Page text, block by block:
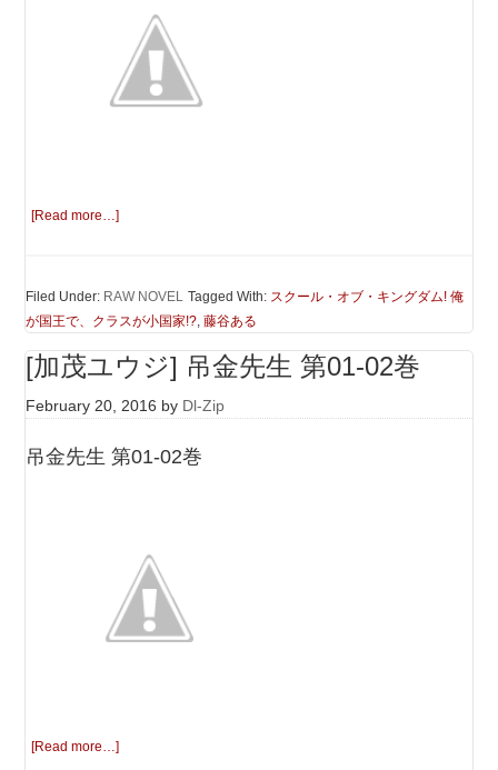
[Read more…]
Filed Under: RAW NOVEL Tagged With: スクール・オブ・キングダム! 俺
が国王で、クラスが小国家!?,藤谷ある
[加茂ユウジ] 吊金先生 第01-02巻
February 20, 2016 by Dl-Zip
吊金先生 第01-02巻
[Read more…]